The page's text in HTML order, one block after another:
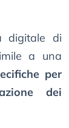
digitale di
a una
per
dei